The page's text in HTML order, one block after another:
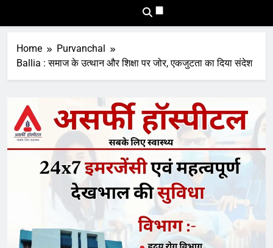
Home
Purvanchal
Ballia : समाज के उत्थान और शिक्षा पर जोर, एकजुटता का दिया संदेश